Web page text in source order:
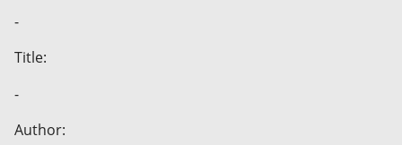
-
Title:
-
Author: